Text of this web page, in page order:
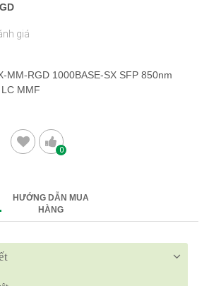
giá
MM-RGD 1000BASE-SX SFP 850nm
MMF
0
HƯỚNG DẪN MUA
HÀNG